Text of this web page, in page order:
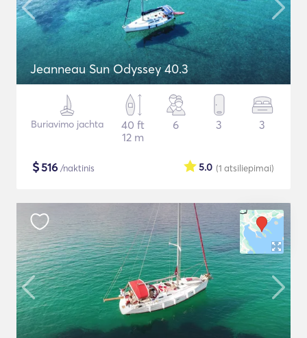
Jeanneau Sun Odyssey 40.3
Buriavimo jachta
40 ft
12 m
6 3 3
$516 /naktinis (1 atsiliepimai)
5.0